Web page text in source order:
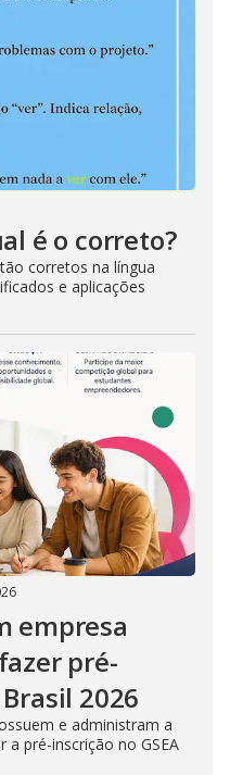
é o correto?
corretos na língua
e aplicações
empresa
pré-
2026
e administram a
pré-inscrição no GSEA